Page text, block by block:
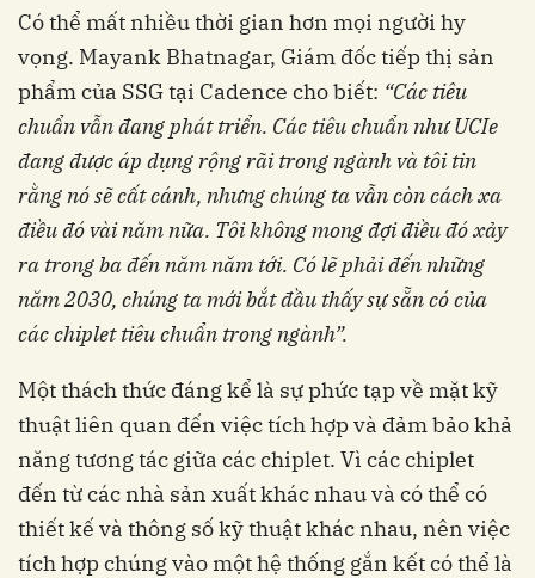
Có thể mất nhiều thời gian hơn mọi người hy
vọng. Mayank Bhatnagar, Giám đốc tiếp thị sản
phẩm của SSG tại Cadence cho biết: “Các tiêu
chuẩn vẫn đang phát triển. Các tiêu chuẩn nhưUCIe
đang được áp dụng rộng rãi trong ngànhvà tôi tin
rằng nó sẽ cất cánh, nhưng chúng tavẫn còn cách xa
điều đó vài năm nữa. Tôi khôngmong đợi điều đó xảy
ra trong ba đến năm năm tới. Có lẽ phải đến những
năm 2030, chúng tamới bắt đầu thấy sự sẵn có của
các chiplet tiêuchuẩn trong ngành”.
Một thách thức đáng kể là sự phức tạp về mặt kỹ
thuật liên quan đến việc tích hợp và đảm bảo khả
năng tương tác giữa các chiplet. Vì các chiplet
đến từ các nhà sản xuất khác nhau và có thể có
thiết kế và thông số kỹ thuật khác nhau, nên việc
tích hợp chúng vào một hệ thống gắn kết có thể là